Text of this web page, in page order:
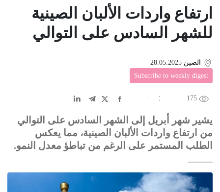
ارتفاع واردات الألبان الصينية
للشهر السادس على التوالي
الصين 28.05.2025
Subscribe to weekly digest
175
中文
DE عربى
يشير شهر أبريل إلى الشهر السادس على التوالي
من ارتفاع واردات الألبان الصينية، مما يعكس
الطلب المستمر على الرغم من تباطؤ معدل النمو.